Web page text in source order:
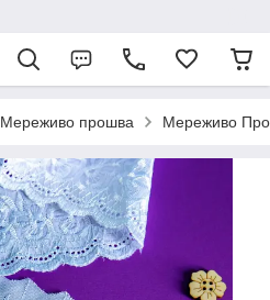
Мереживо прошва Мереживо